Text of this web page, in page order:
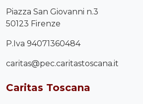
Piazza San Giovanni n.3
50123 Firenze
P.Iva 94071360484
caritas@pec.caritastoscana.it
Caritas Toscana